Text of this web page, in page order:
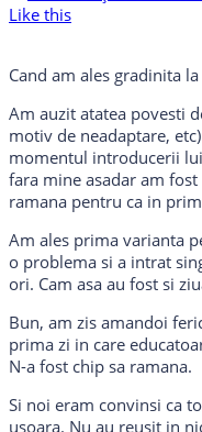
Like this
Cand am ales gradinita
Am auzit atatea povesti
motiv de neadaptare,
momentul introducerii
fara mine asadar am
ramana pentru ca in
Am ales prima varianta
o problema si a intrat
ori. Cam asa au fost si
Bun, am zis amandoi
prima zi in care
N-a fost chip sa ramana.
Si noi eram convinsi ca
usoara. Nu au reusit in